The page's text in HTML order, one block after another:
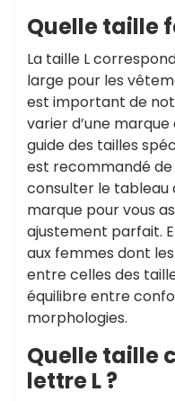
Quelle taille
La taille L
large pour les
est important de
varier d’une
guide des tailles
est recommandé
consulter le tableau
marque pour vous
ajustement parfait.
aux femmes dont
entre celles des
équilibre entre
morphologies.
Quelle taille
lettre L ?